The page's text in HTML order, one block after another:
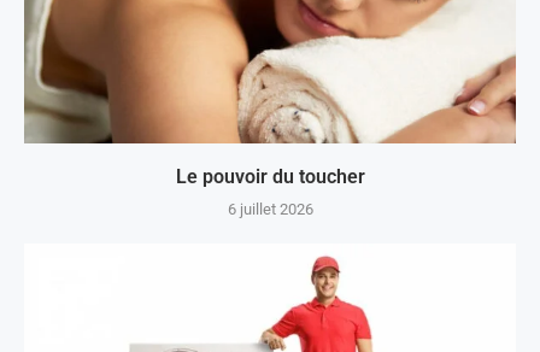
Le pouvoir du toucher
6 juillet 2026